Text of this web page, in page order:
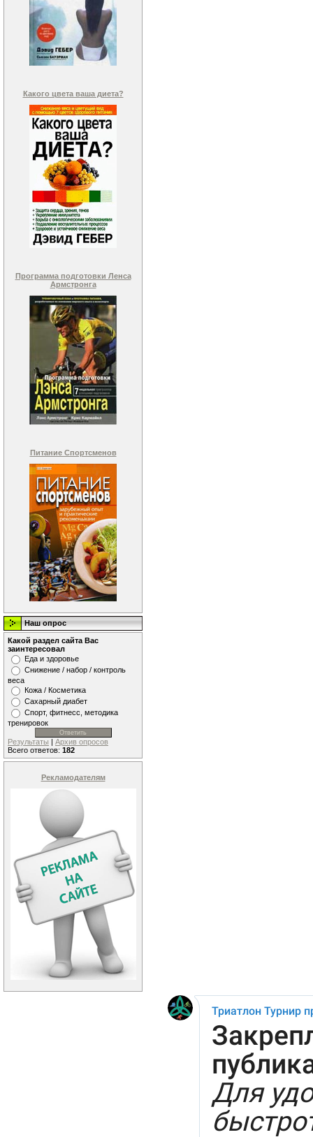
Какого цвета ваша диета?
Программа подготовки Ленса
Армстронга
Питание Спортсменов
Наш опрос
Какой раздел сайта Вас
заинтересовал
Еда и здоровье
Снижение / набор / контроль
веса
Кожа / Косметика
Сахарный диабет
Спорт, фитнесс, методика
тренировок
Результаты | Архив опросов
Всего ответов: 182
Рекламодателям